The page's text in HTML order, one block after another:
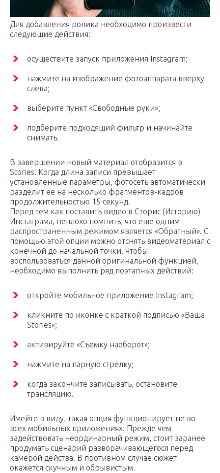
Для добавления ролика необходимо произвести
следующие действия:
осуществите запуск приложения Instagram;
нажмите на изображение фотоаппарата вверху
слева;
выберите пункт «Свободные руки»;
подберите подходящий фильтр и начинайте
снимать.
В завершении новый материал отобразится в
Stories. Когда длина записи превышает
установленные параметры, фотосеть автоматически
разделит ее на несколько фрагментов-кадров
продолжительностью 15 секунд.
Перед тем как поставить видео в Сторис (Историю)
Инстаграма, неплохо помнить, что еще одним
распространенным режимом является «Обратный». С
помощью этой опции можно отснять видеоматериал с
конечной до начальной точки. Чтобы
воспользоваться данной оригинальной функцией,
необходимо выполнить ряд поэтапных действий:
откройте мобильное приложение Instagram;
кликните по иконке с краткой подписью «Ваша
Stories»;
активируйте «Съемку наоборот»;
нажмите на парную стрелку;
когда закончите записывать, остановите
трансляцию.
Имейте в виду, такая опция функционирует не во
всех мобильных приложениях. Прежде чем
задействовать неординарный режим, стоит заранее
продумать сценарий разворачивающегося перед
камерой действа. В противном случае сюжет
окажется скучным и обрывистым.